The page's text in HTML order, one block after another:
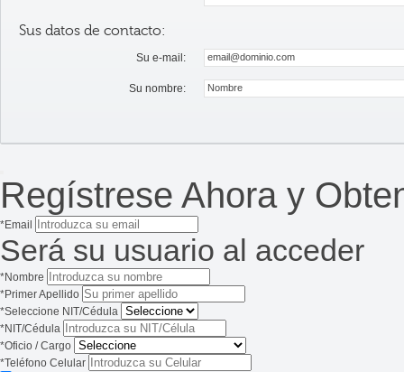
Sus datos de contacto:
Su e-mail:
Su nombre:
Regístrese Ahora y
*Email
Será su usuario al acceder
*Nombre
*Primer Apellido
*Seleccione NIT/Cédula
*NIT/Cédula
*Oficio / Cargo
*Teléfono Celular